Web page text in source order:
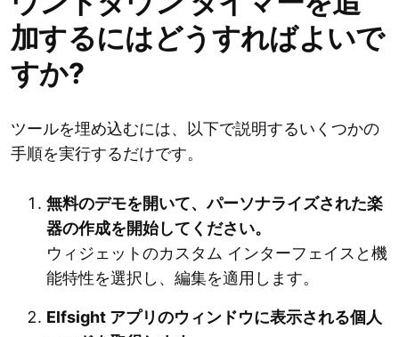
加するにはどうすればよいで
すか?
ツールを埋め込むには、以下で説明するいくつかの
手順を実行するだけです。
無料のデモを開いて、パーソナライズされた楽
器の作成を開始してください。
ウィジェットのカスタム インターフェイスと機
能特性を選択し、編集を適用します。
Elfsight アプリのウィンドウに表示される個人